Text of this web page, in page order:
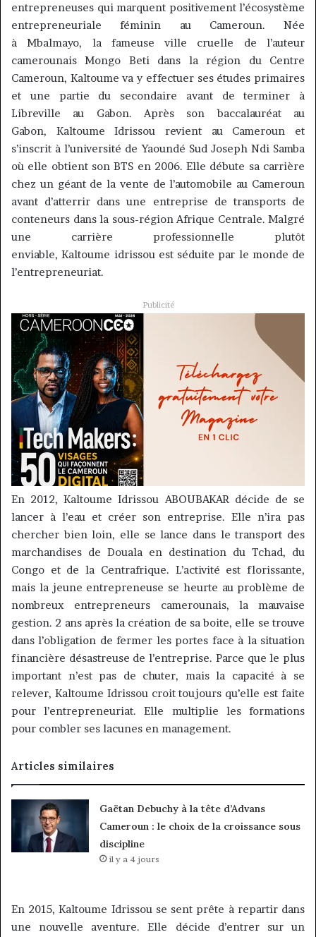
entrepreneuses qui marquent positivement l’écosystème
entrepreneuriale féminin au Cameroun. Née
àMbalmayo, la fameuse ville cruelle de l’auteur
camerounaisMongo Betidans la région du Centre
Cameroun, Kaltoume va y effectuer ses études primaires
et une partie du secondaire avant de terminer à
Libreville au Gabon. Après son baccalauréat au
Gabon, Kaltoume Idrissou revient au Cameroun et
s’inscrit à l’université de Yaoundé Sud Joseph NdiSamba
où elle obtient son BTS en 2006. Elle débute sa carrière
chez un géant de la vente de l’automobile au Cameroun
avant d’atterrir dans une entreprise de transports de
conteneurs dans la sous-région Afrique Centrale. Malgré
une carrière professionnelle plutôt
enviable,Kaltoume idrissouest séduite par le monde de
l’entrepreneuriat.
Publicité
En 2012,Kaltoume Idrissou ABOUBAKARdécide de se
lancer à l’eau et créer son entreprise. Elle n’ira pas
chercher bien loin, elle se lance dans le transport des
marchandises de Douala en destination du Tchad, du
Congo et de la Centrafrique. L’activité est florissante,
mais la jeune entrepreneuse se heurte au problème de
nombreux entrepreneurs camerounais, la mauvaise
gestion. 2 ans après la création de sa boite, elle se trouve
dans l’obligation de fermer les portes face à la situation
financière désastreuse de l’entreprise. Parce que le plus
important n’est pas de chuter, mais la capacité à se
relever, Kaltoume Idrissoucroit toujours qu’elle est faite
pour l’entrepreneuriat. Elle multiplie les formations
pour combler ses lacunes en management.
Articles similaires
Gaëtan Debuchy à la tête d’Advans
Cameroun : le choix de la croissance sous
discipline
il y a 4 jours
En 2015,Kaltoume Idrissouse sent prête à repartir dans
une nouvelle aventure. Elle décide d’entrer sur un